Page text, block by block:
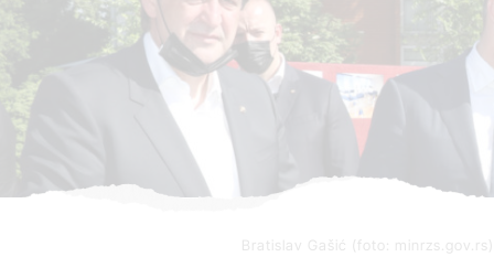
Bratislav Gašić (foto: minrzs.gov.rs)